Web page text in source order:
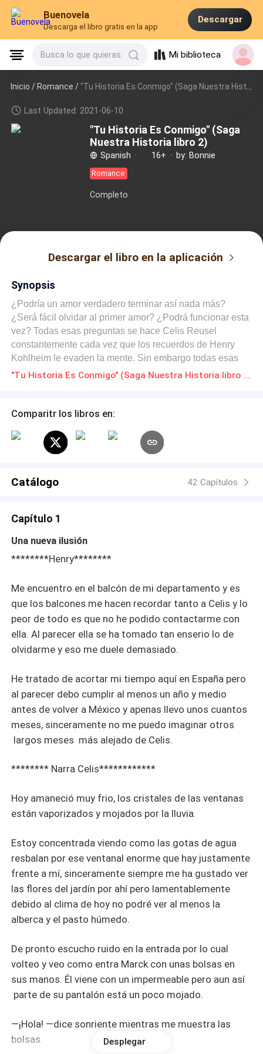
Buenovela
Descarga el libro gratis en la app
Descargar
Busca lo que quieras Mi biblioteca
Inicio /Romance / "Tu Historia Es Conmigo" (Saga Nuestra Historia libro 2)
Last Updated: 2021-06-10
"Tu Historia Es Conmigo" (Saga
Nuestra Historia libro 2)
Spanish · 16+ · by: Bonnie
Romance
Completo
Descargar el libro en la aplicación
Synopsis
¿Podría un amor verdadero terminar así nada más?
¿Será fácil olvidar al primer amor? ¿Podrá funcionar esta
vez? Todas esas preguntas se hace Celis Reusel
constantemente cada vez que los recuerdos de Henry
Kohlheim le evaden la mente. Sin embargo todas esas
preguntas y dudas resurgen con más intensidad cada vez
apareció a sanar su alma. ¿Podrá Henry Kohlheim llegar
"Tu Historia Es Conmigo" (Saga Nuestra Historia libro 2) Novelas Online Descarga gratuita de PDF
Comparitr los libros en:
Catálogo 42 Capítulos
Capítulo 1
Una nueva ilusión
********Henry********
Me encuentro en el balcón de mi departamento y es
que los balcones me hacen recordar tanto a Celis y lo
peor de todo es que no he podido contactarme con
ella. Al parecer ella se ha tomado tan enserio lo de
olvidarme y eso me duele demasiado.
He tratado de acortar mi tiempo aquí en España pero
al parecer debo cumplir al menos un año y medio
antes de volver a México y apenas llevo unos cuantos
meses, sinceramente no me puedo imaginar otros
largos meses más alejado de Celis.
******** Narra Celis************
Hoy amaneció muy frio, los cristales de las ventanas
están vaporizados y mojados por la lluvia.
Estoy concentrada viendo como las gotas de agua
resbalan por ese ventanal enorme que hay justamente
frente a mí, sinceramente siempre me ha gustado ver
las flores del jardín por ahí pero lamentablemente
debido al clima de hoy no podré ver al menos la
alberca y el pasto húmedo.
De pronto escucho ruido en la entrada por lo cual
volteo y veo como entra Marck con unas bolsas en
sus manos. Él viene con un impermeable pero aun así
parte de su pantalón está un poco mojado.
—¡Hola! —dice sonriente mientras me muestra las
bolsas.
Desplegar